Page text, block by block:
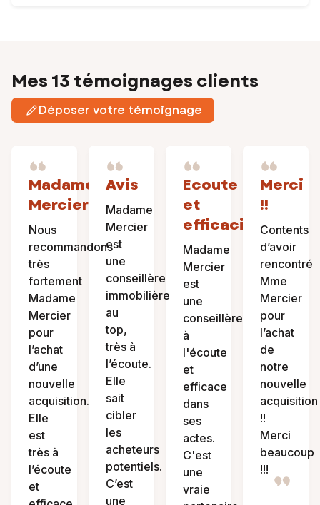
Mes 13 témoignages clients
Déposer votre témoignage
Madame
Mercier
Nous
recommandons
très
fortement
Madame
Mercier
pour
l’achat
d’une
nouvelle
acquisition.
Elle
est
très à
l’écoute
et
Avis
Madame
Mercier
est
une
conseillère
immobilière
au
top,
très à
l’écoute.
Elle
sait
cibler
les
acheteurs
potentiels.
C’est
une
Ecoute
et
efficacité
Madame
Mercier
est
une
conseillère
à
l'écoute
et
efficace
dans
ses
actes.
C'est
une
vraie
Merci
!!
Contents
d’avoir
rencontré
Mme
Mercier
pour
l’achat
de
notre
nouvelle
acquisition
!!
Merci
beaucoup
!!!